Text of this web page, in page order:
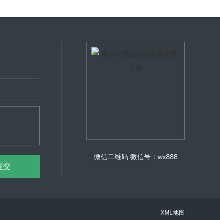
微信二维码 微信号：wx888
XML地图